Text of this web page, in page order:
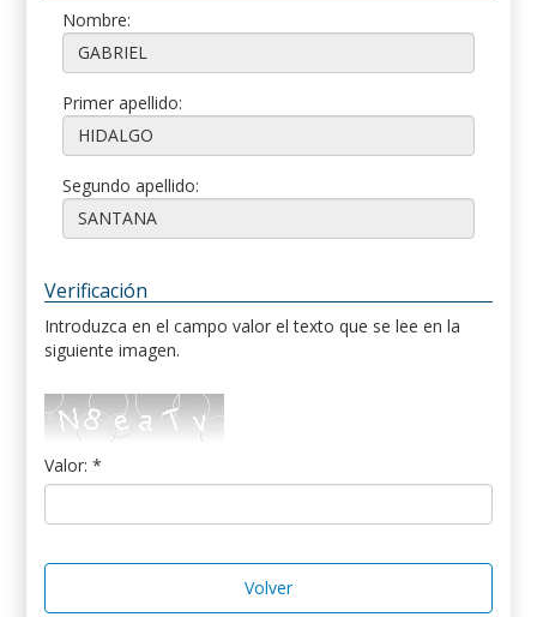
Nombre:
Primer apellido:
Segundo apellido:
Verificación
Introduzca en el campo valor el texto que se lee en la
siguiente imagen.
Valor: *
Volver